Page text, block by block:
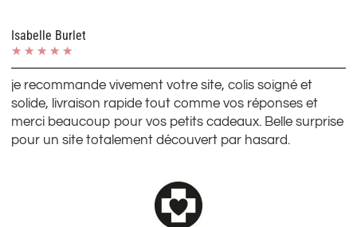
Isabelle Burlet
★ ★ ★ ★ ★
je recommande vivement votre site, colis soigné et
solide, livraison rapide tout comme vos réponses et
merci beaucoup pour vos petits cadeaux. Belle surprise
pour un site totalement découvert par hasard.